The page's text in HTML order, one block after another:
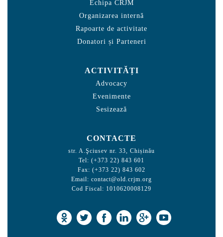
Echipa CRJM
Organizarea internă
Rapoarte de activitate
Donatori și Parteneri
ACTIVITĂȚI
Advocacy
Evenimente
Sesizează
CONTACTE
str. A.Şciusev nr. 33, Chișinău
Tel: (+373 22) 843 601
Fax: (+373 22) 843 602
Email: contact@old.crjm.org
Cod Fiscal: 1010620008129